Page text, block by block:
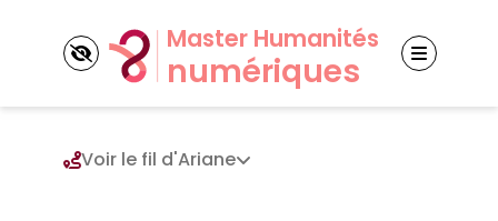
Voir le fil d'Ariane